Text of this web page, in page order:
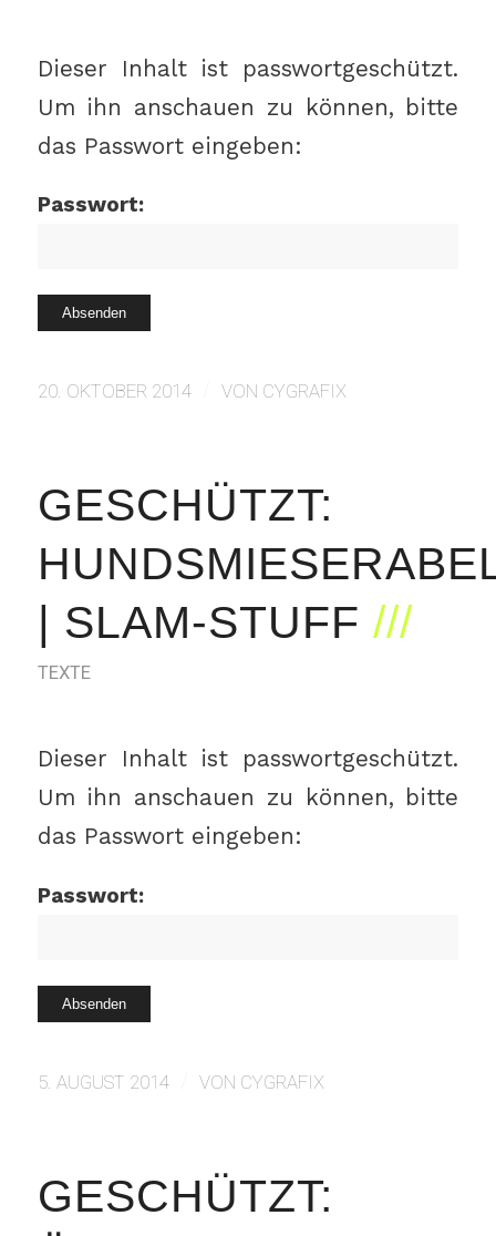
Dieser Inhalt ist passwortgeschützt.
Um ihn anschauen zu können, bitte
das Passwort eingeben:
Passwort:
20. OKTOBER 2014 VON CYGRAFIX
GESCHÜTZT:
| SLAM-STUFF
TEXTE
Dieser Inhalt ist passwortgeschützt.
Um ihn anschauen zu können, bitte
das Passwort eingeben:
Passwort:
5. AUGUST 2014 VON CYGRAFIX
GESCHÜTZT: